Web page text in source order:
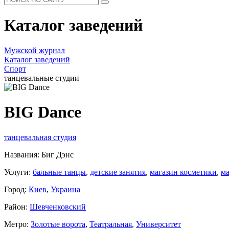
Каталог заведений
Мужской журнал
Каталог заведений
Спорт
танцевальные студии
BIG Dance
танцевальная студия
Названия: Биг Дэнс
Услуги: бальные танцы, детские занятия, магазин косметики,
Город: Киев, Украина
Район: Шевченковский
Метро: Золотые ворота, Театральная, Университет